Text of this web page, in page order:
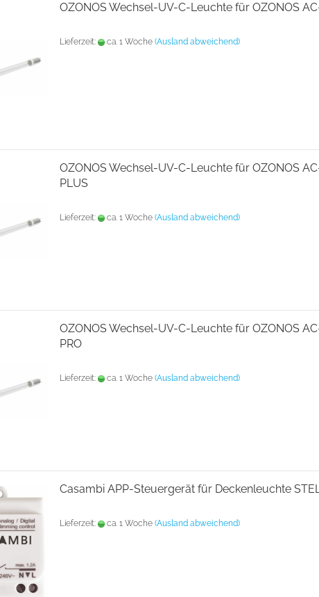
OZONOS Wechsel-UV-C-Leuchte für OZONOS
Lieferzeit: ca. 1 Woche (Ausland abweichend)
OZONOS Wechsel-UV-C-Leuchte für OZONOS
PLUS
Lieferzeit: ca. 1 Woche (Ausland abweichend)
OZONOS Wechsel-UV-C-Leuchte für OZONOS
PRO
Lieferzeit: ca. 1 Woche (Ausland abweichend)
Casambi APP-Steuergerät für Deckenleuchte
Lieferzeit: ca. 1 Woche (Ausland abweichend)